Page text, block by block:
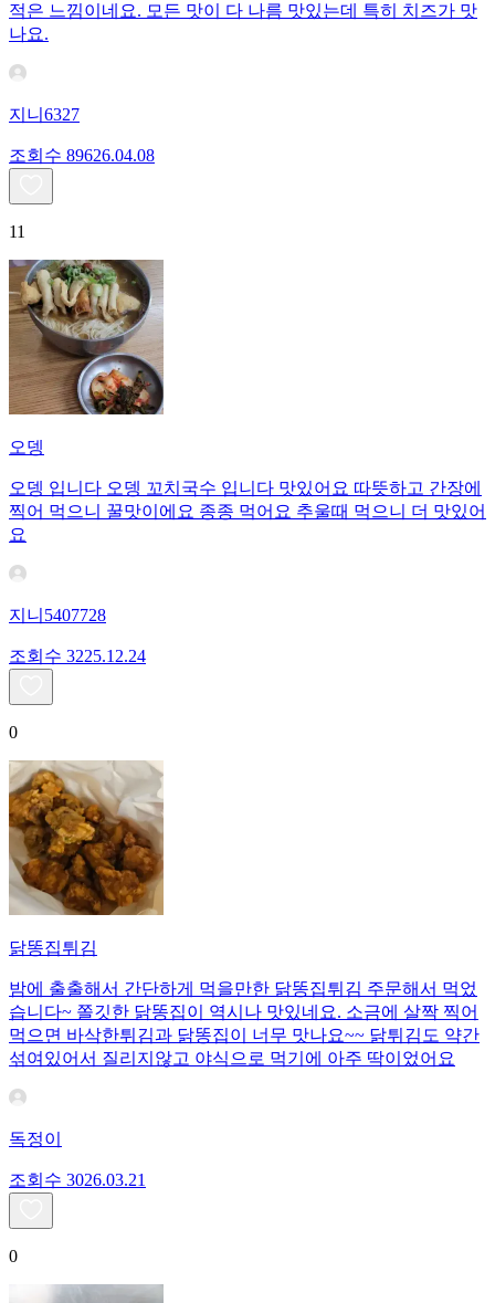
적은 느낌이네요. 모든 맛이 다 나름 맛있는데 특히 치즈가 맛
나요.
지니6327
조회수 89626.04.08
11
오뎅
오뎅 입니다 오뎅 꼬치국수 입니다 맛있어요 따뜻하고 간장에
찍어 먹으니 꿀맛이에요 종종 먹어요 추울때 먹으니 더 맛있어
요
지니5407728
조회수 3225.12.24
0
닭똥집튀김
밤에 출출해서 간단하게 먹을만한 닭똥집튀김 주문해서 먹었
습니다~ 쫄깃한 닭똥집이 역시나 맛있네요. 소금에 살짝 찍어
먹으면 바삭한튀김과 닭똥집이 너무 맛나요~~ 닭튀김도 약간
섞여있어서 질리지않고 야식으로 먹기에 아주 딱이었어요
독정이
조회수 3026.03.21
0